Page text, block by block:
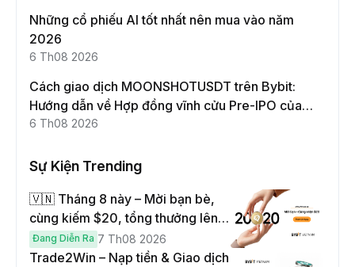
Những cổ phiếu AI tốt nhất nên mua vào năm
2026
6 Th08 2026
Cách giao dịch MOONSHOTUSDT trên Bybit:
Hướng dẫn về Hợp đồng vĩnh cửu Pre-IPO của
Moonshot AI
6 Th08 2026
Sự Kiện Trending
🇻🇳 Tháng 8 này – Mời bạn bè,
cùng kiếm $20, tổng thưởng lên
đến $1,000
Đang Diễn Ra 7 Th08 2026
Trade2Win – Nạp tiền & Giao dịch